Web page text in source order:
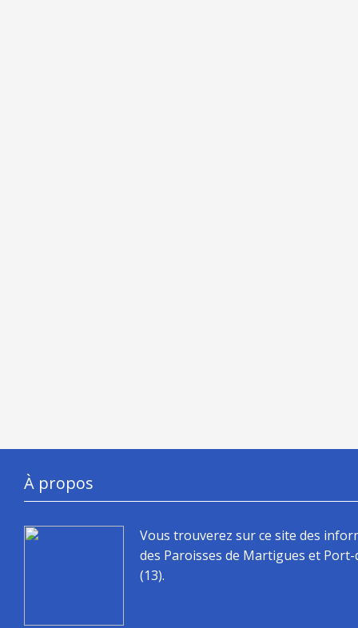
À propos
Vous trouverez sur ce site des
des Paroisses de Martigues et
(13).